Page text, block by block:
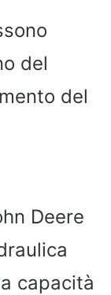
del
del
Deere
capacità